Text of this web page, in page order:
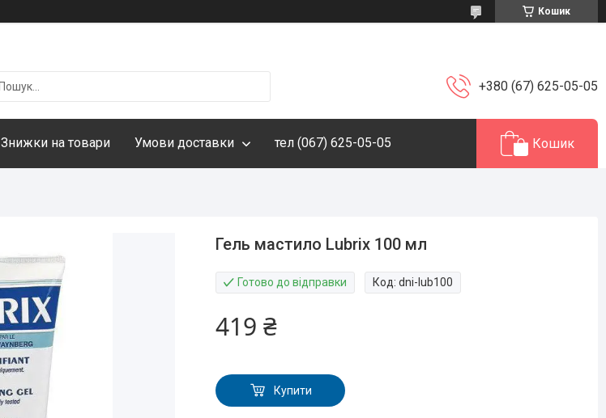
Кошик
+380 (67) 625-05-05
Знижки на товари Умови доставки тел (067) 625-05-05 Кошик
Гель мастило Lubrix 100 мл
Готово до відправки Код:dni-lub100
419 ₴
Купити